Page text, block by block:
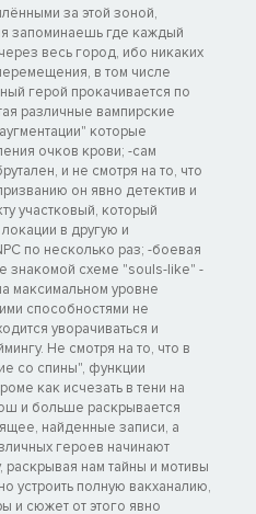
за этой зоной,
запоминаешь где каждый
весь город, ибо никаких
в том числе
герой прокачивается по
различные вампирские
которые
очков крови; -сам
и не смотря на то, что
он явно детектив и
участковый, который
в другую и
по несколько раз; -боевая
знакомой схеме "souls-like" -
максимальном уровне
способностями не
уворачиваться и
Не смотря на то, что в
со спины", функции
как исчезать в тени на
и больше раскрывается
найденные записи, а
героев начинают
раскрывая нам тайны и мотивы
устроить полную вакханалию,
и сюжет от этого явно